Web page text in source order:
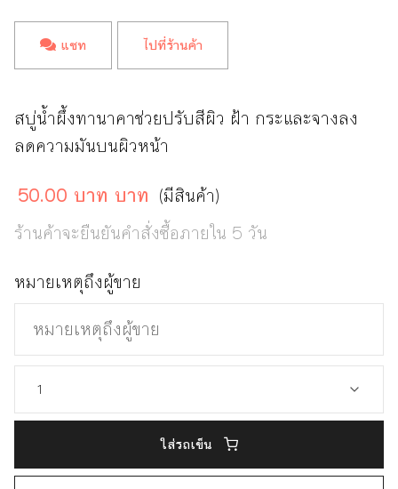
แชท ไปที่ร้านค้า
สบู่น้ำผึ้งทานาคาช่วยปรับสีผิว ฝ้า กระและจางลง
ลดความมันบนผิวหน้า
50.00 บาท บาท (มีสินค้า)
ร้านค้าจะยืนยันคำสั่งซื้อภายใน 5 วัน
หมายเหตุถึงผู้ขาย
ใส่รถเข็น